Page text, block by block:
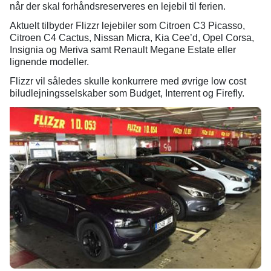
når der skal forhåndsreserveres en lejebil til ferien.
Aktuelt tilbyder Flizzr lejebiler som Citroen C3 Picasso,
Citroen C4 Cactus, Nissan Micra, Kia Cee’d, Opel Corsa,
Insignia og Meriva samt Renault Megane Estate eller
lignende modeller.
Flizzr vil således skulle konkurrere med øvrige low cost
biludlejningsselskaber som Budget, Interrent og Firefly.